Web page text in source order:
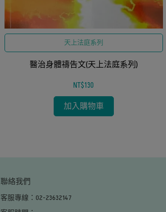
天上法庭系列
醫治身體禱告文(天上法庭系列)
NT$130
加入購物車
聯絡我們
客服專線：02-23632147